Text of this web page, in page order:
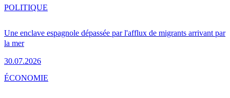
Une enclave espagnole dépassée par l'afflux de migrants arrivant par
la mer
30.07.2026
POLITIQUE
ÉCONOMIE